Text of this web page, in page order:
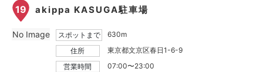
19 akippa KASUGA駐車場
スポットまで
630m
住所
東京都文京区春日1-6-9
営業時間
07:00〜23:00
No Image